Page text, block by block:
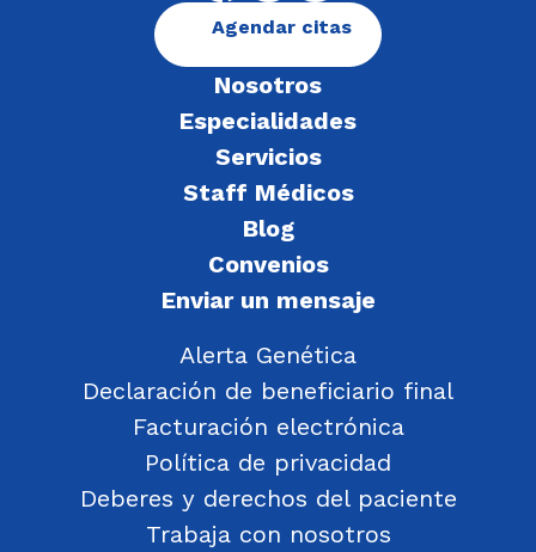
Nosotros
Especialidades
Servicios
Staff Médicos
Blog
Convenios
Enviar un mensaje
Alerta Genética
Declaración de beneficiario final
Facturación electrónica
Política de privacidad
Deberes y derechos del paciente
Trabaja con nosotros
Agendar citas